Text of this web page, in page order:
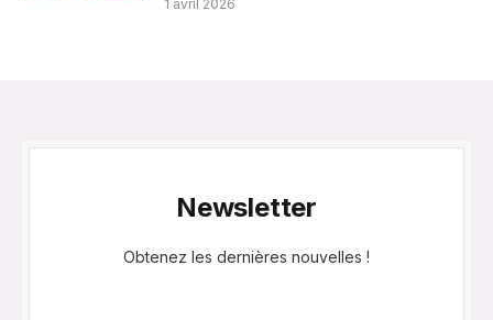
1 avril 2026
Newsletter
Obtenez les dernières nouvelles !